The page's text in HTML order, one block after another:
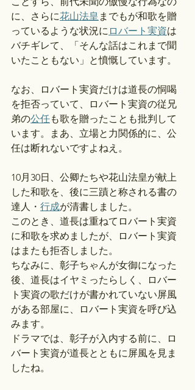
に、さらに花山法皇 までもが和歌を贈
っているような状況に ロバート実資は
バチギレて、「そんな話はこれまで聞
いたこともない」と憤慨しています。
なお、ロバート実資だけは道長の恫喝
を拒否っていて、ロバート実資の従兄
弟の公任も歌を贈ったことも批判して
います。まあ、立場と力関係的に、公
任は断れないですよねえ。
10月30日、公卿たちや花山法皇が献上
した和歌を、後に三蹟と称される書の
達人・ 行成が清書しました。
このとき、道長は重ねてロバート実資
に和歌を求めましたが、ロバート実資
はまたも拒否しました。
ちなみに、彰子ちゃんが女御になった
後、道長はイヤミったらしく、ロバー
ト実資の歌だけが書かれていない屏風
がある部屋に、ロバート実資を呼び込
みます。
ドラマでは、彰子が入内する前に、ロ
バート実資が道長とともに屏風を見ま
したね。